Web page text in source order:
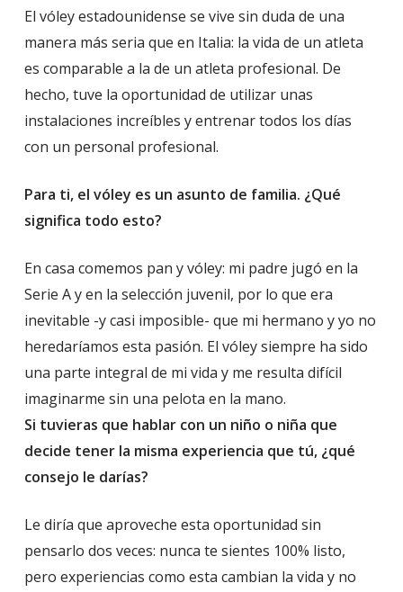
El vóley estadounidense se vive sin duda de una
manera más seria que en Italia: la vida de un atleta
es comparable a la de un atleta profesional. De
hecho, tuve la oportunidad de utilizar unas
instalaciones increíbles y entrenar todos los días
con un personal profesional.
Para ti, el vóley es un asunto de familia. ¿Qué
significa todo esto?
En casa comemos pan y vóley: mi padre jugó en la
Serie A y en la selección juvenil, por lo que era
inevitable -y casi imposible- que mi hermano y yo no
heredaríamos esta pasión. El vóley siempre ha sido
una parte integral de mi vida y me resulta difícil
imaginarme sin una pelota en la mano.
Si tuvieras que hablar con un niño o niña que
decide tener la misma experiencia que tú, ¿qué
consejo le darías?
Le diría que aproveche esta oportunidad sin
pensarlo dos veces: nunca te sientes 100% listo,
pero experiencias como esta cambian la vida y no